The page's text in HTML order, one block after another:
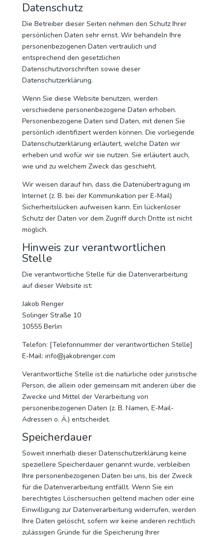
Datenschutz
Die Betreiber dieser Seiten nehmen den Schutz Ihrer
persönlichen Daten sehr ernst. Wir behandeln Ihre
personenbezogenen Daten vertraulich und
entsprechend den gesetzlichen
Datenschutzvorschriften sowie dieser
Datenschutzerklärung.
Wenn Sie diese Website benutzen, werden
verschiedene personenbezogene Daten erhoben.
Personenbezogene Daten sind Daten, mit denen Sie
persönlich identifiziert werden können. Die vorliegende
Datenschutzerklärung erläutert, welche Daten wir
erheben und wofür wir sie nutzen. Sie erläutert auch,
wie und zu welchem Zweck das geschieht.
Wir weisen darauf hin, dass die Datenübertragung im
Internet (z. B. bei der Kommunikation per E-Mail)
Sicherheitslücken aufweisen kann. Ein lückenloser
Schutz der Daten vor dem Zugriff durch Dritte ist nicht
möglich.
Hinweis zur verantwortlichen
Stelle
Die verantwortliche Stelle für die Datenverarbeitung
auf dieser Website ist:
Jakob Renger
Solinger Straße 10
10555 Berlin
Telefon: [Telefonnummer der verantwortlichen Stelle]
E-Mail: info@jakobrenger.com
Verantwortliche Stelle ist die natürliche oder juristische
Person, die allein oder gemeinsam mit anderen über die
Zwecke und Mittel der Verarbeitung von
personenbezogenen Daten (z. B. Namen, E-Mail-
Adressen o. Ä.) entscheidet.
Speicherdauer
Soweit innerhalb dieser Datenschutzerklärung keine
speziellere Speicherdauer genannt wurde, verbleiben
Ihre personenbezogenen Daten bei uns, bis der Zweck
für die Datenverarbeitung entfällt. Wenn Sie ein
berechtigtes Löschersuchen geltend machen oder eine
Einwilligung zur Datenverarbeitung widerrufen, werden
Ihre Daten gelöscht, sofern wir keine anderen rechtlich
zulässigen Gründe für die Speicherung Ihrer